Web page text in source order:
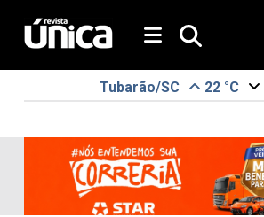
Tubarão/SC 22 °C